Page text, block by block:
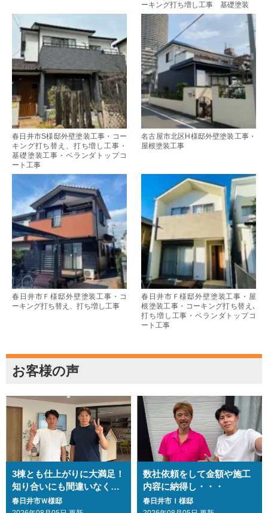
ーキング打ち増し工事 基礎塗装
春日井市S様邸外壁塗装工事・コー
キング打ち替え、打ち増し工事・
基礎塗装工事・ベランダトップコ
ート工事
名古屋市北区H様邸外壁塗装工事・
屋根塗装工事
春日井市Ｆ様邸外壁塗装工事・コ
ーキング打ち替え、打ち増し工事
春日井市Ｆ様邸外壁塗装工事・屋
根塗装工事・コーキング打ち替え､
打ち増し工事・ベランダトップコ
ート工事
お客様の声
3棟とも仕上がりに大満足！
知り合いにも間違いなくお
勧めします・・・
春日井市Ｗ様邸
数社依頼をして金額や施工
内容に納得し・・・
春日井市Ｉ様邸